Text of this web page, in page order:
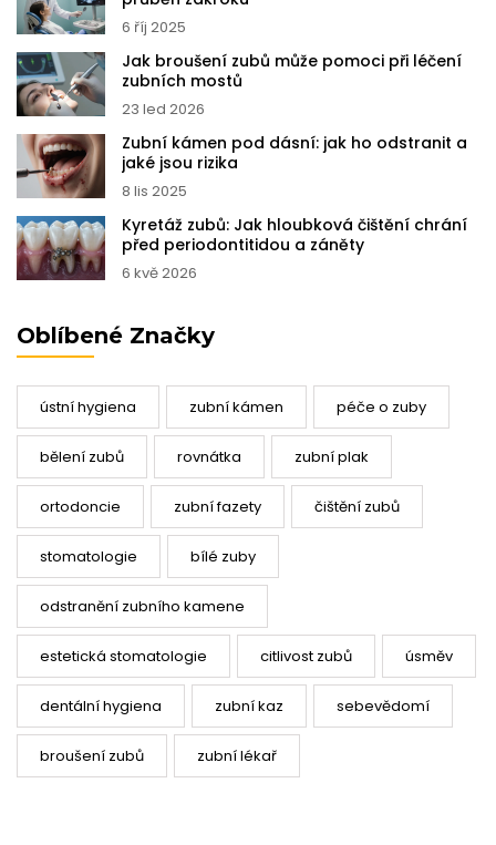
6 říj 2025
Jak broušení zubů může pomoci při léčení
zubních mostů
23 led 2026
Zubní kámen pod dásní: jak ho odstranit a
jaké jsou rizika
8 lis 2025
Kyretáž zubů: Jak hloubková čištění chrání
před periodontitidou a záněty
6 kvě 2026
Oblíbené Značky
ústní hygiena zubní kámen péče o zuby
bělení zubů rovnátka zubní plak
ortodoncie zubní fazety čištění zubů
stomatologie bílé zuby
odstranění zubního kamene
estetická stomatologie citlivost zubů úsměv
dentální hygiena zubní kaz sebevědomí
broušení zubů zubní lékař